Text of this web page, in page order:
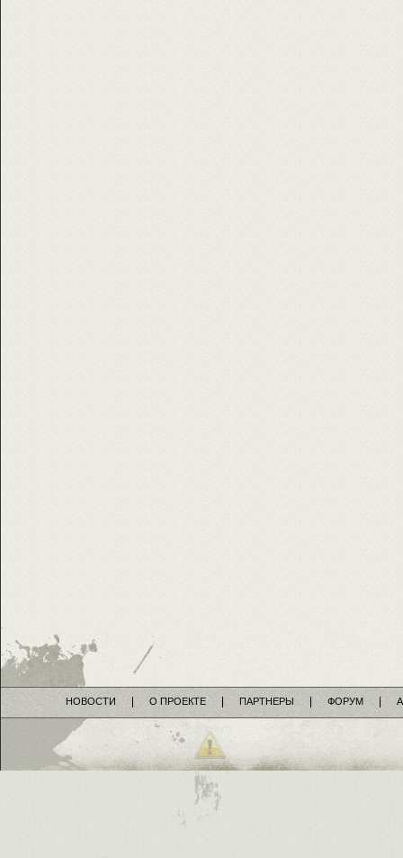
НОВОСТИ О ПРОЕКТЕ ПАРТНЕРЫ ФОРУМ